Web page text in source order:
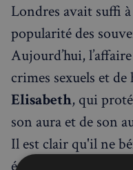
Londres avait suffi
popularité des
Aujourd’hui,
crimes sexuels et
Elisabeth, qui
son aura et de son
Il est clair qu'il ne
égard, même le jour